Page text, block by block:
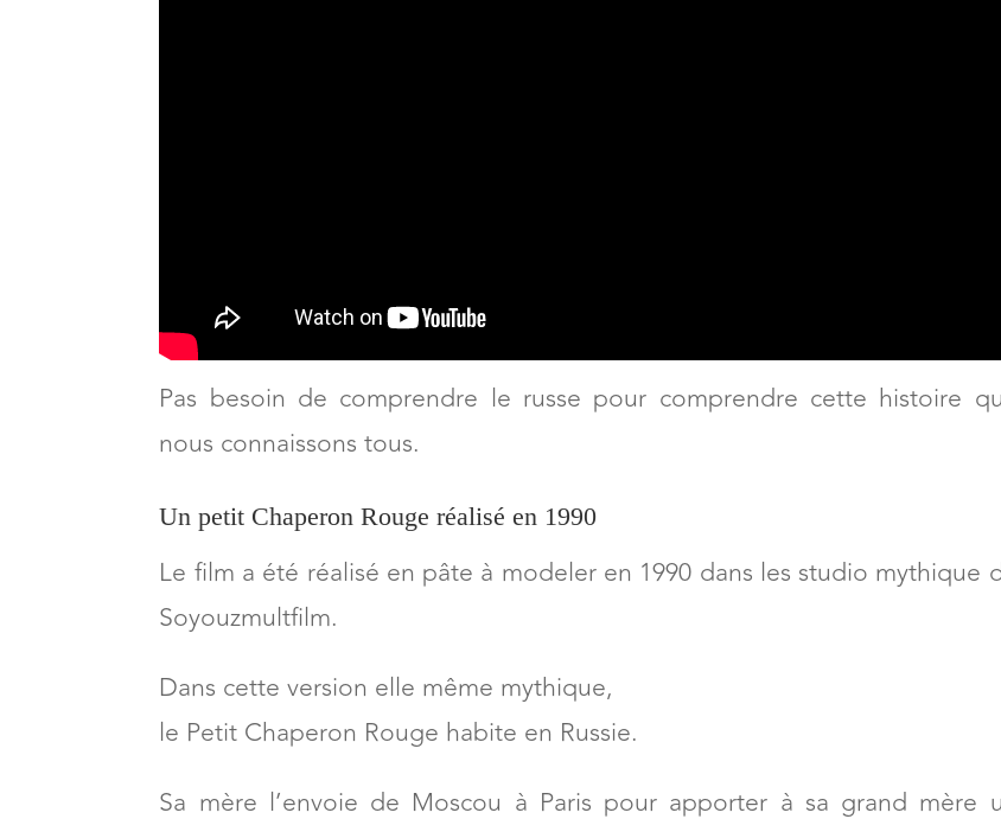
Pas besoin de comprendre le russe pour comprendre cette histoire que
nous connaissons tous.
Un petit Chaperon Rouge réalisé en 1990
Le film a été réalisé en pâte à modeler en 1990 dans les studio mythique de
Soyouzmultfilm.
Dans cette version elle même mythique,